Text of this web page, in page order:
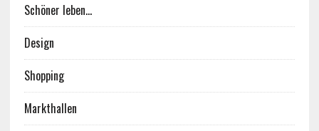
Schöner leben…
Design
Shopping
Markthallen